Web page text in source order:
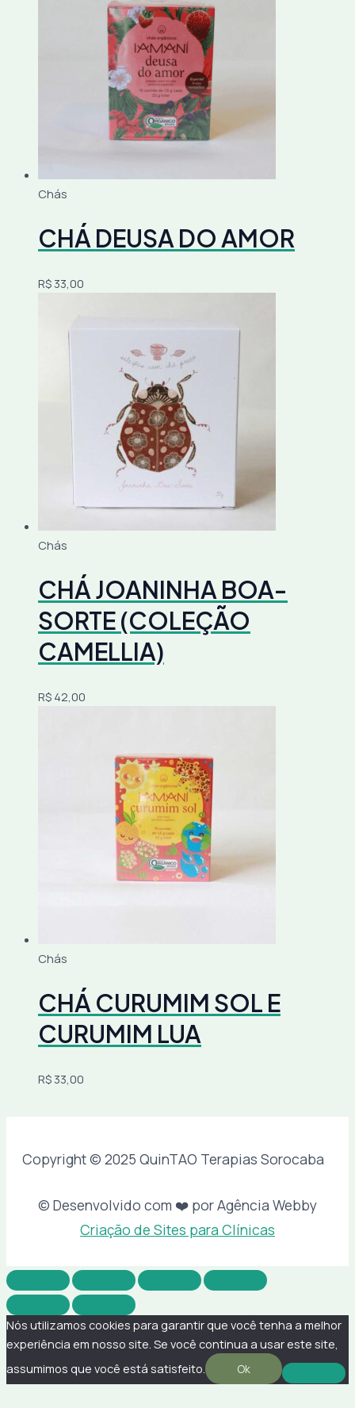
Chás
CHÁ DEUSA DO AMOR
R$ 33,00
Chás
CHÁ JOANINHA BOA-
SORTE (COLEÇÃO
CAMELLIA)
R$ 42,00
Chás
CHÁ CURUMIM SOL E
CURUMIM LUA
R$ 33,00
Copyright © 2025 QuinTAO Terapias Sorocaba
© Desenvolvido com ❤️ por Agência Webby
Criação de Sites para Clínicas
Nós utilizamos cookies para garantir que você tenha a melhor
experiência em nosso site. Se você continua a usar este site,
assumimos que você está satisfeito.
Ok